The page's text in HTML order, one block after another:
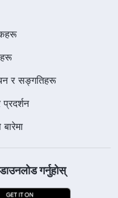
र सङ्गतिहरू
प्रदर्शन
बारेमा
गर्नुहोस्